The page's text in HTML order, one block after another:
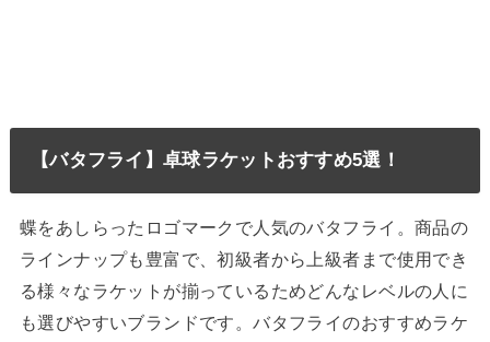
【バタフライ】卓球ラケットおすすめ5選！
蝶をあしらったロゴマークで人気のバタフライ。商品の
ラインナップも豊富で、初級者から上級者まで使用でき
る様々なラケットが揃っているためどんなレベルの人に
も選びやすいブランドです。バタフライのおすすめラケ